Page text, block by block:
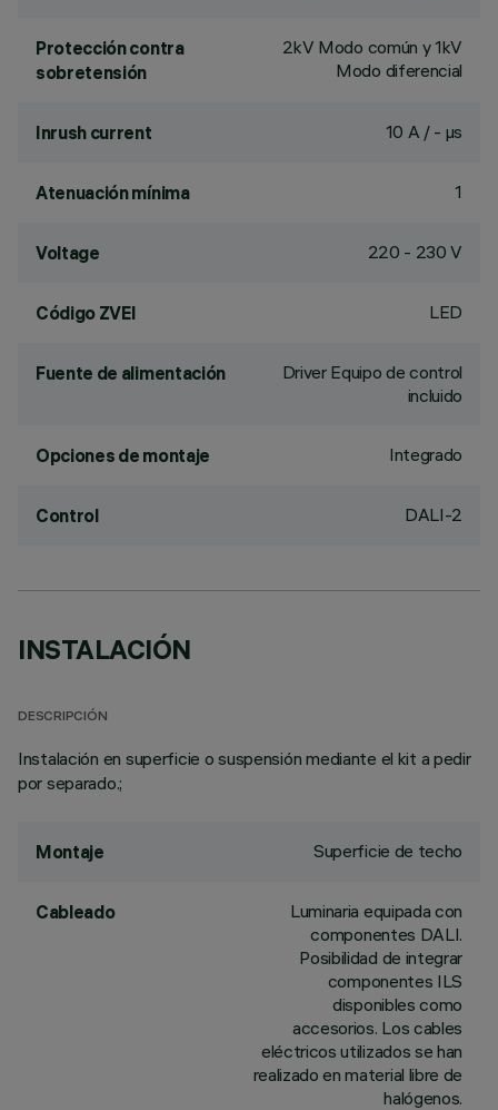
Protección contra
sobretensión
2kV Modo común y 1kV
Modo diferencial
Inrush current 10 A / - µs
Atenuación mínima 1
Voltage 220 - 230 V
Código ZVEI LED
Fuente de alimentación
Driver Equipo de control
incluido
Opciones de montaje Integrado
Control DALI-2
INSTALACIÓN
DESCRIPCIÓN
Instalación en superficie o suspensión mediante el kit a pedir
por separado.;
Montaje Superficie de techo
Cableado
Luminaria equipada con
componentes DALI.
Posibilidad de integrar
componentes ILS
disponibles como
accesorios. Los cables
eléctricos utilizados se han
realizado en material libre de
halógenos.